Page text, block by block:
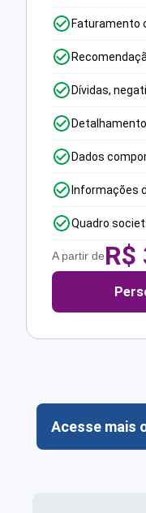
Faturamento
Dívidas,
Dados
Informações
Quadro
A partir deR$
Acesse mais